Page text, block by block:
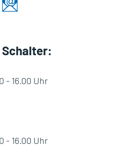
- 16.00 Uhr
- 16.00 Uhr